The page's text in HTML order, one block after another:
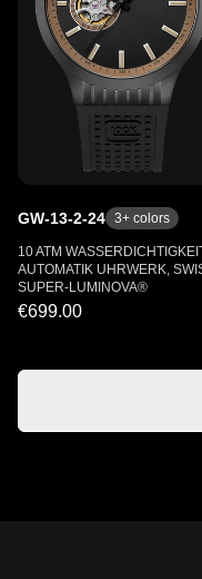
GW-13-2-24 3+ colors
10 ATM
AUTOMATIK UHRWERK,
SUPER-LUMINOVA®
€699.00